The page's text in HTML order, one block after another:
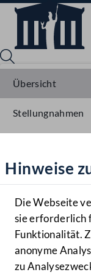
Hilfe
Benutzer
MENÜ
Hinweise
Die Webseite
sie erforderlich
Funktionalität.
anonyme
zu
Übersicht
Stellungnahmen